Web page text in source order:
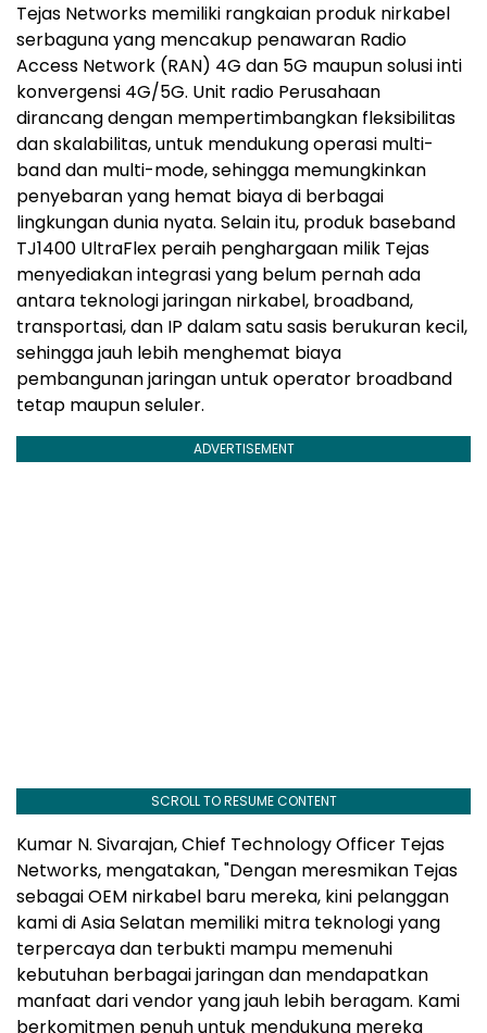
Tejas Networks memiliki rangkaian produk nirkabel
serbaguna yang mencakup penawaran Radio
Access Network (RAN) 4G dan 5G maupun solusi inti
konvergensi 4G/5G. Unit radio Perusahaan
dirancang dengan mempertimbangkan fleksibilitas
dan skalabilitas, untuk mendukung operasi multi-
band dan multi-mode, sehingga memungkinkan
penyebaran yang hemat biaya di berbagai
lingkungan dunia nyata. Selain itu, produk baseband
TJ1400 UltraFlex peraih penghargaan milik Tejas
menyediakan integrasi yang belum pernah ada
antara teknologi jaringan nirkabel, broadband,
transportasi, dan IP dalam satu sasis berukuran kecil,
sehingga jauh lebih menghemat biaya
pembangunan jaringan untuk operator broadband
tetap maupun seluler.
ADVERTISEMENT
SCROLL TO RESUME CONTENT
Kumar N. Sivarajan, Chief Technology Officer Tejas
Networks, mengatakan, "Dengan meresmikan Tejas
sebagai OEM nirkabel baru mereka, kini pelanggan
kami di Asia Selatan memiliki mitra teknologi yang
terpercaya dan terbukti mampu memenuhi
kebutuhan berbagai jaringan dan mendapatkan
manfaat dari vendor yang jauh lebih beragam. Kami
berkomitmen penuh untuk mendukung mereka